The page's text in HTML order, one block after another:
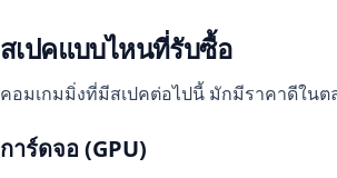
สเปคแบบไหนที่รับซื้อ
คอมเกมมิ่งที่มีสเปคต่อไปนี้ มักมีราคาดีในต
การ์ดจอ (GPU)